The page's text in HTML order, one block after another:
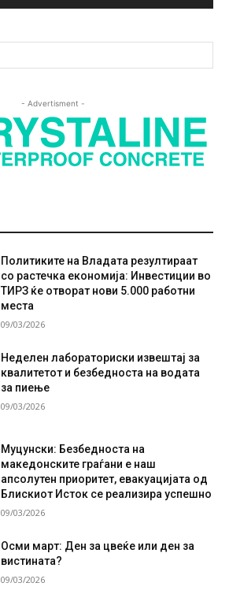
- Advertisment -
Политиките на Владата резултираат
со растечка економија: Инвестиции во
ТИРЗ ќе отворат нови 5.000 работни
места
09/03/2026
Неделен лабораториски извештај за
квалитетот и безбедноста на водата
за пиење
09/03/2026
Муцунски: Безбедноста на
македонските граѓани е наш
апсолутен приоритет, евакуацијата од
Блискиот Исток се реализира успешно
09/03/2026
Осми март: Ден за цвеќе или ден за
вистината?
09/03/2026